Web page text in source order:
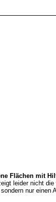
Flächen mit
leider nicht
nur einen